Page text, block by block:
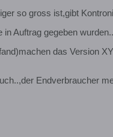
so gross ist,gibt
Auftrag gegeben
das Version
Endverbraucher